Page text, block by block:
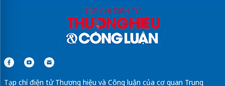
Tạp chí điện tử Thương hiệu và Công luận của cơ quan Trung